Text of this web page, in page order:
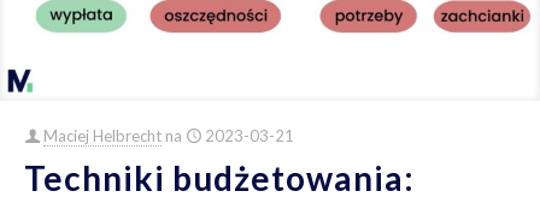
Maciej Helbrecht na 2023-03-21
Techniki budżetowania: